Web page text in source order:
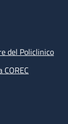
del Policlinico